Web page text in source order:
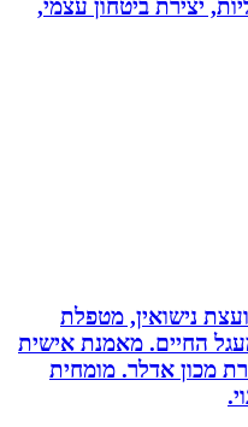
ביטחון עצמי,
נישואין, מטפלת
החיים. מאמנת אישית
אדלר. מומחית